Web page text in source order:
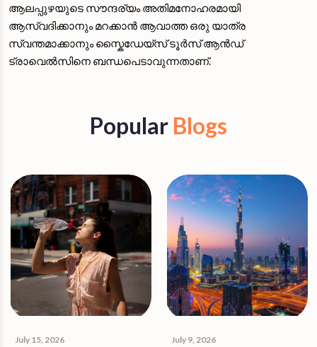
ആലപ്പുഴയുടെ സൗന്ദര്യം അതിമനോഹരമായി
ആസ്വദിക്കാനും മറക്കാൻ ആവാത്ത ഒരു യാത്ര
സ്വന്തമാക്കാനും സ്കൈഡേയ്‌സ് ടൂർസ് ആൻഡ്
ട്രാവെൽസിനെ ബന്ധപെടാവുന്നതാണ്.
Popular Blogs
July 15, 2026 July 9, 2026